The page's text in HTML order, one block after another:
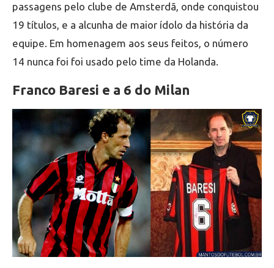
passagens pelo clube de Amsterdã, onde conquistou
19 títulos, e a alcunha de maior ídolo da história da
equipe. Em homenagem aos seus feitos, o número
14 nunca foi foi usado pelo time da Holanda.
Franco Baresi e a 6 do Milan